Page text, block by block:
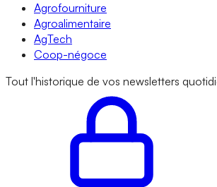
Agrofourniture
Agroalimentaire
AgTech
Coop-négoce
Tout l'historique de vos newsletters